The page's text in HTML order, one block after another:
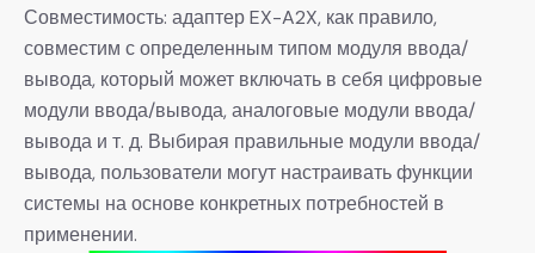
Совместимость: адаптер EX-A2X, как правило,
совместим с определенным типом модуля ввода/
вывода, который может включать в себя цифровые
модули ввода/вывода, аналоговые модули ввода/
вывода и т. д. Выбирая правильные модули ввода/
вывода, пользователи могут настраивать функции
системы на основе конкретных потребностей в
применении.